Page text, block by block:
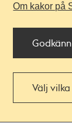
Om kakor på
Välj